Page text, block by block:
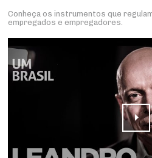
Conheça os instrumentos que
empregados e empregadores.